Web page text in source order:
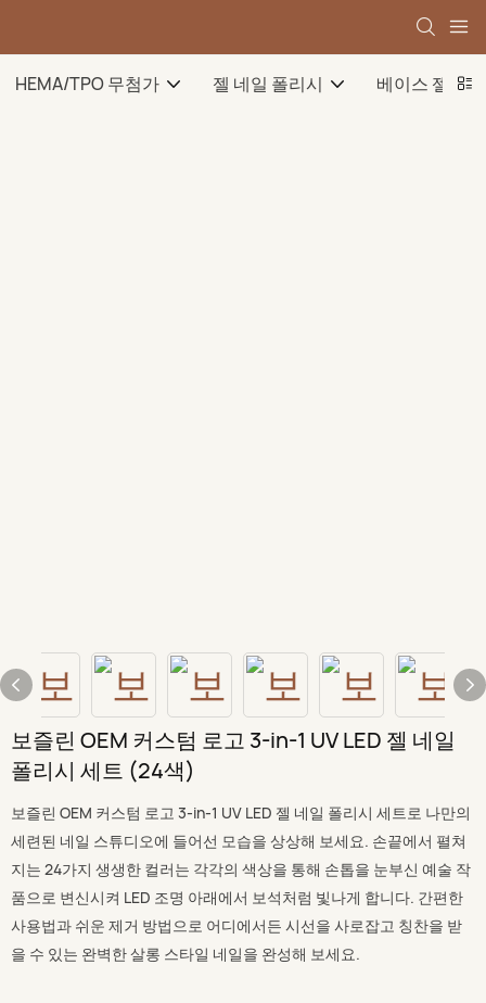
HEMA/TPO 무첨가 젤 네일 폴리시 베이스 젤
보즐린 OEM 커스텀 로고 3-in-1 UV LED 젤 네일
폴리시 세트 (24색)
보즐린 OEM 커스텀 로고 3-in-1 UV LED 젤 네일 폴리시 세트로 나만의
세련된 네일 스튜디오에 들어선 모습을 상상해 보세요. 손끝에서 펼쳐
지는 24가지 생생한 컬러는 각각의 색상을 통해 손톱을 눈부신 예술 작
품으로 변신시켜 LED 조명 아래에서 보석처럼 빛나게 합니다. 간편한
사용법과 쉬운 제거 방법으로 어디에서든 시선을 사로잡고 칭찬을 받
을 수 있는 완벽한 살롱 스타일 네일을 완성해 보세요.